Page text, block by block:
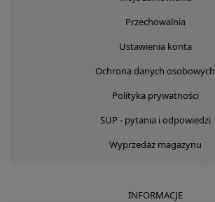
Przechowalnia
Ustawienia konta
Ochrona danych osobowych
Polityka prywatności
SUP - pytania i odpowiedzi
Wyprzedaż magazynu
INFORMACJE